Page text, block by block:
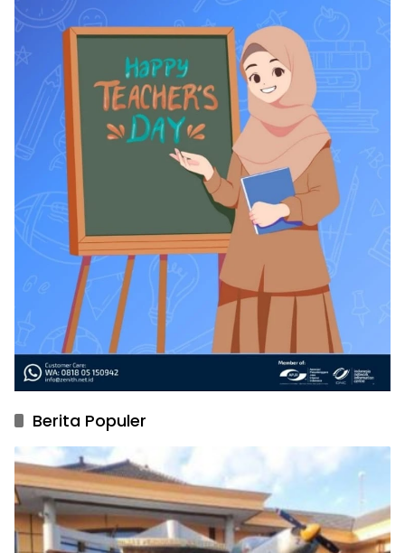
Berita Populer